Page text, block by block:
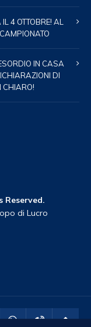
4 OTTOBRE! AL
IN CASA
DI
CHIARO!
Reserved.
di Lucro